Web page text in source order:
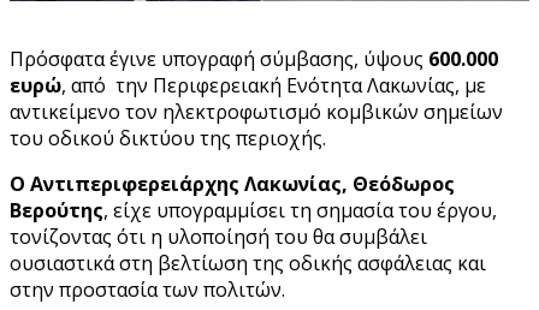
Πρόσφατα έγινε υπογραφή σύμβασης, ύψους 600.000
ευρώ, από την Περιφερειακή Ενότητα Λακωνίας, με
αντικείμενο τον ηλεκτροφωτισμό κομβικών σημείων
του οδικού δικτύου της περιοχής.
Ο Αντιπεριφερειάρχης Λακωνίας, Θεόδωρος
Βερούτης, είχε υπογραμμίσει τη σημασία του έργου,
τονίζοντας ότι η υλοποίησή του θα συμβάλει
ουσιαστικά στη βελτίωση της οδικής ασφάλειας και
στην προστασία των πολιτών.